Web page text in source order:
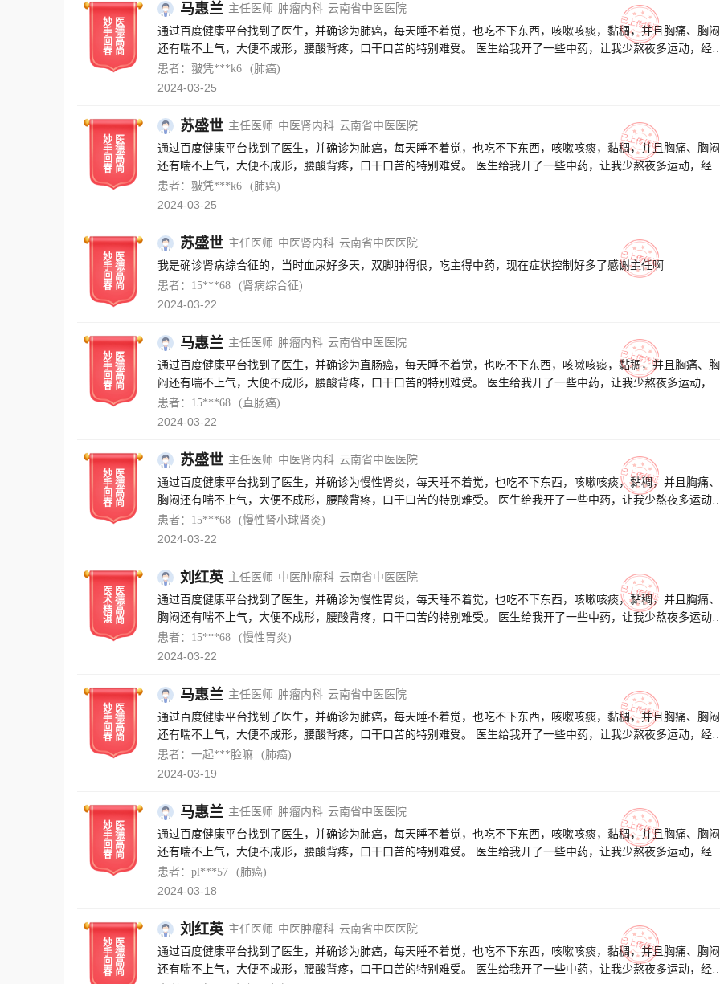
妙
手
回
春
医
德
高
尚
马惠兰 主任医师 肿瘤内科 云南省中医医院
通过百度健康平台找到了医生，并确诊为肺癌，每天睡不着觉，也吃不下东西，咳嗽咳痰，黏稠，并且胸痛、胸闷
还有喘不上气，大便不成形，腰酸背疼，口干口苦的特别难受。 医生给我开了一些中药，让我少熬夜多运动，经
近三个月的治疗，现在症状缓解许多了，吃饭睡觉精神状态都比较好。 医生耐心的给我讲解了病因和会转移复发的
情况，并对我进行了心理疏导。医生助理也很热情指导我怎么吃药和休息。 感谢医生这三个月来的耐心治疗和疏
患者：翍凭***k6 (肺癌)
2024-03-25
妙
手
回
春
医
德
高
尚
苏盛世 主任医师 中医肾内科 云南省中医医院
通过百度健康平台找到了医生，并确诊为肺癌，每天睡不着觉，也吃不下东西，咳嗽咳痰，黏稠，并且胸痛、胸闷
还有喘不上气，大便不成形，腰酸背疼，口干口苦的特别难受。 医生给我开了一些中药，让我少熬夜多运动，经
近三个月的治疗，现在症状缓解许多了，吃饭睡觉精神状态都比较好。 医生耐心的给我讲解了病因和会转移复发的
情况，并对我进行了心理疏导。医生助理也很热情指导我怎么吃药和休息。 感谢医生这三个月来的耐心治疗和疏
患者：翍凭***k6 (肺癌)
2024-03-25
妙
手
回
春
医
德
高
尚
苏盛世 主任医师 中医肾内科 云南省中医医院
我是确诊肾病综合征的，当时血尿好多天，双脚肿得很，吃主得中药，现在症状控制好多了感谢主任啊
患者：15***68
(肾病综合征)
2024-03-22
妙
手
回
春
医
德
高
尚
马惠兰 主任医师 肿瘤内科 云南省中医医院
通过百度健康平台找到了医生，并确诊为直肠癌，每天睡不着觉，也吃不下东西，咳嗽咳痰，黏稠，并且胸痛、胸
闷还有喘不上气，大便不成形，腰酸背疼，口干口苦的特别难受。 医生给我开了一些中药，让我少熬夜多运动，
过近三个月的治疗，现在症状缓解许多了，吃饭睡觉精神状态都比较好。 医生耐心的给我讲解了病因和会转移复发
的情况，并对我进行了心理疏导。医生助理也很热情指导我怎么吃药和休息。 感谢医生这三个月来的耐心治疗和疏
患者：15***68 (直肠癌)
2024-03-22
妙
手
回
春
医
德
高
尚
苏盛世 主任医师 中医肾内科 云南省中医医院
通过百度健康平台找到了医生，并确诊为慢性肾炎，每天睡不着觉，也吃不下东西，咳嗽咳痰，黏稠，并且胸痛、
胸闷还有喘不上气，大便不成形，腰酸背疼，口干口苦的特别难受。 医生给我开了一些中药，让我少熬夜多运动
经过近三个月的治疗，现在症状缓解许多了，吃饭睡觉精神状态都比较好。 医生耐心的给我讲解了病因和预防的情
况，并对我进行了心理疏导。医生助理也很热情指导我怎么吃药和休息。 感谢医生这三个月来的耐心治疗和疏导，
患者：15***68 (慢性肾小球肾炎)
2024-03-22
医
术
精
湛
医
德
高
尚
刘红英 主任医师 中医肿瘤科 云南省中医医院
通过百度健康平台找到了医生，并确诊为慢性胃炎，每天睡不着觉，也吃不下东西，咳嗽咳痰，黏稠，并且胸痛、
胸闷还有喘不上气，大便不成形，腰酸背疼，口干口苦的特别难受。 医生给我开了一些中药，让我少熬夜多运动
经过近三个月的治疗，现在症状缓解许多了，吃饭睡觉精神状态都比较好。 医生耐心的给我讲解了病因和会复发的
情况，并对我进行了心理疏导。医生助理也很热情指导我怎么吃药和休息。 感谢医生这三个月来的耐心治疗和疏
患者：15***68 (慢性胃炎)
2024-03-22
妙
手
回
春
医
德
高
尚
马惠兰 主任医师 肿瘤内科 云南省中医医院
通过百度健康平台找到了医生，并确诊为肺癌，每天睡不着觉，也吃不下东西，咳嗽咳痰，黏稠，并且胸痛、胸闷
还有喘不上气，大便不成形，腰酸背疼，口干口苦的特别难受。 医生给我开了一些中药，让我少熬夜多运动，经
近三个月的治疗，现在症状缓解许多了，吃饭睡觉精神状态都比较好。 医生耐心的给我讲解了病因和会转移复发的
情况，并对我进行了心理疏导。医生助理也很热情指导我怎么吃药和休息。 感谢医生这三个月来的耐心治疗和疏
患者：一起***脸嘛 (肺癌)
2024-03-19
妙
手
回
春
医
德
高
尚
马惠兰 主任医师 肿瘤内科 云南省中医医院
通过百度健康平台找到了医生，并确诊为肺癌，每天睡不着觉，也吃不下东西，咳嗽咳痰，黏稠，并且胸痛、胸闷
还有喘不上气，大便不成形，腰酸背疼，口干口苦的特别难受。 医生给我开了一些中药，让我少熬夜多运动，经
近三个月的治疗，现在症状缓解许多了，吃饭睡觉精神状态都比较好。 医生耐心的给我讲解了病因和会转移复发的
情况，并对我进行了心理疏导。医生助理也很热情指导我怎么吃药和休息。 感谢医生这三个月来的耐心治疗和疏
患者：pl***57 (肺癌)
2024-03-18
妙
手
回
春
医
德
高
尚
刘红英 主任医师 中医肿瘤科 云南省中医医院
通过百度健康平台找到了医生，并确诊为肺癌，每天睡不着觉，也吃不下东西，咳嗽咳痰，黏稠，并且胸痛、胸闷
还有喘不上气，大便不成形，腰酸背疼，口干口苦的特别难受。 医生给我开了一些中药，让我少熬夜多运动，经